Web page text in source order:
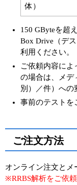
体）
150 GByteを超
Box Drive（デ
利用ください。
ご依頼内容によ
の場合は、メデ
別）／件）への
事前のテストを
ご注文方法
オンライン注文とメ
※RRBS解析をご依